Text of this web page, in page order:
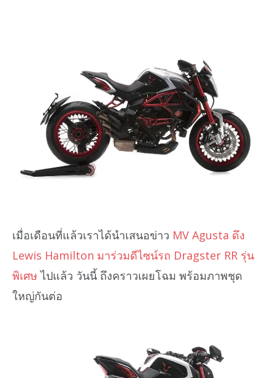
เมื่อเดือนที่แล้วเราได้นำเสนอข่าว MV Agusta ดึง
Lewis Hamilton มาร่วมดีไซน์รถ Dragster RR รุ่น
พิเศษ ไปแล้ว วันนี้ ถึงคราวเผยโฉม พร้อมภาพชุด
ใหญ่กันต่อ